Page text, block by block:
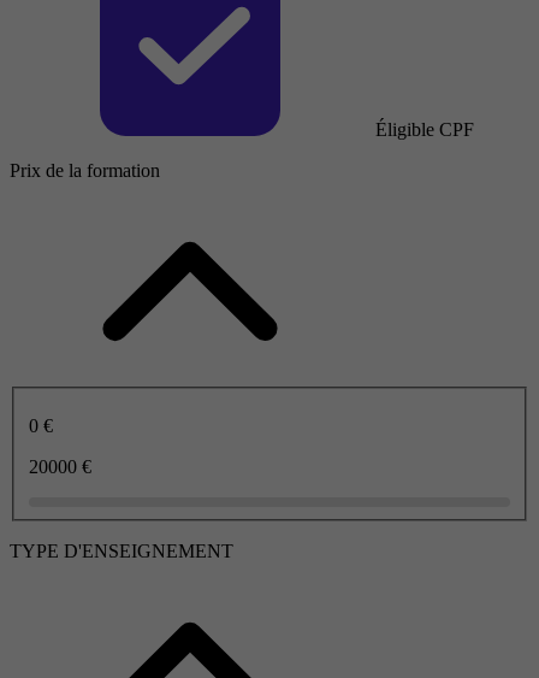
Éligible CPF
Prix de la formation
0 €
20000 €
TYPE D'ENSEIGNEMENT